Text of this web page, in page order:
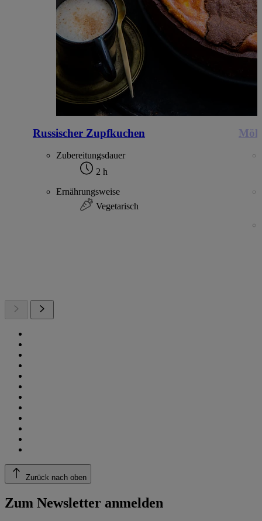
Russischer Zupfkuchen
Zubereitungsdauer
2 h
Ernährungsweise
Vegetarisch
Zurück nach oben
Zum Newsletter anmelden